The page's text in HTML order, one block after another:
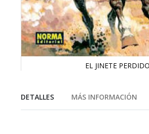
EL JINETE
comienzo
la
DETALLES MÁS INFORMACIÓN